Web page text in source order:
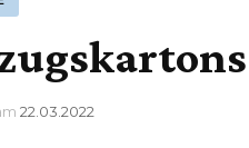
22.03.2022